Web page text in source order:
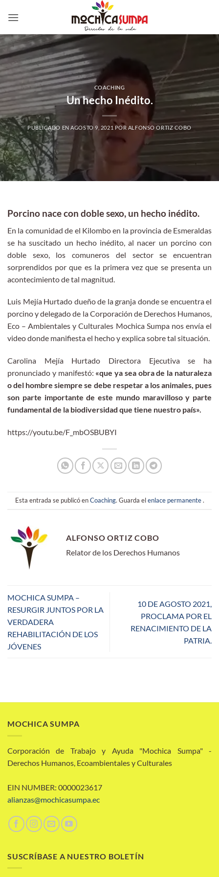
COACHING
Un hecho Inédito.
PUBLICADO ENAGOSTO 9, 2021 POR ALFONSO ORTIZ COBO
Porcino nace con doble sexo, un hecho inédito.
En la comunidad de el Kilombo en la provincia de Esmeraldas
se ha suscitado un hecho inédito, al nacer un porcino con
doble sexo, los comuneros del sector se encuentran
sorprendidos por que es la primera vez que se presenta un
acontecimiento de tal magnitud.
Luis Mejía Hurtado dueño de la granja donde se encuentra el
porcino y delegado de la Corporación de Derechos Humanos,
Eco – Ambientales y Culturales Mochica Sumpa nos envía el
video donde manifiesta el hecho y explica sobre tal situación.
Carolina Mejía Hurtado Directora Ejecutiva se ha
pronunciado y manifestó: «que ya sea obra de la naturaleza
o del hombre siempre se debe respetar a los animales, pues
son parte importante de este mundo maravilloso y parte
fundamental de la biodiversidad que tiene nuestro país».
https://youtu.be/F_mbOSBUBYI
Esta entrada se publicó enCoaching. Guarda elenlace permanente.
ALFONSO ORTIZ COBO
Relator de los Derechos Humanos
MOCHICA SUMPA –
RESURGIR JUNTOS POR LA
VERDADERA
REHABILITACIÓN DE LOS
JÓVENES
10 DE AGOSTO 2021,
PROCLAMA POR EL
RENACIMIENTO DE LA
PATRIA.
MOCHICA SUMPA
Corporación de Trabajo y Ayuda "Mochica Sumpa" -
Derechos Humanos, Ecoambientales y Culturales
EIN NUMBER: 0000023617
alianzas@mochicasumpa.ec
SUSCRÍBASE A NUESTRO BOLETÍN